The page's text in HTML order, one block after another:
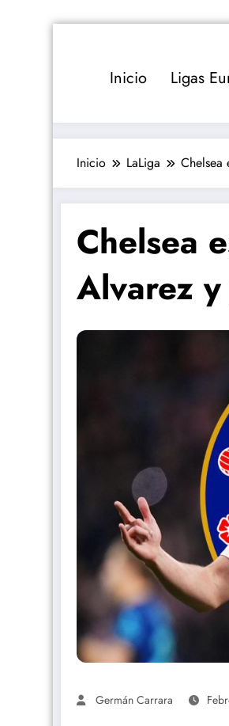
Inicio Ligas
Inicio LaLiga Chelsea
Chelsea
Alvarez
Germán Carrara